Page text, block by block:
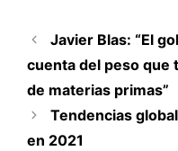
Javier Blas: “El
cuenta del peso que
de materias primas”
Tendencias
en 2021